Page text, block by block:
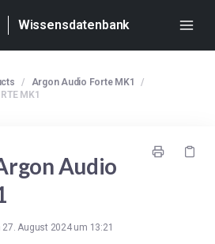
Wissensdatenbank
/ Argon Audio Forte MK1
/
MK1
Audio
27. August 2024 um 13:21